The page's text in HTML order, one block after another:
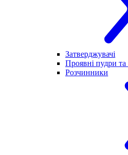
Затверджувачі
Проявні пудри та
Розчинники